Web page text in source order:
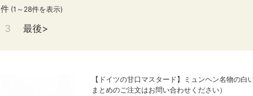
件 (1～28件を表示)
3 最後
【ドイツの甘口マスタード】ミュンヘン名物の
まとめのご注文はお問い合わせください）